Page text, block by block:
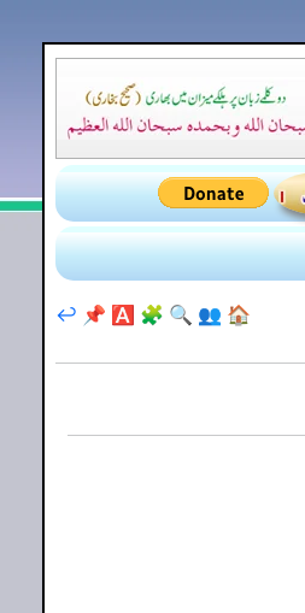
🏠
👥
🔍
🧩
🅰️
📌
↩️